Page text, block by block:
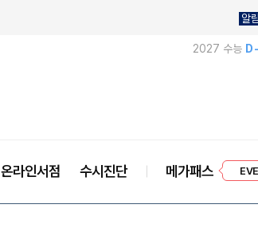
알
2027 수능
온라인서점 수시진단 메가패스